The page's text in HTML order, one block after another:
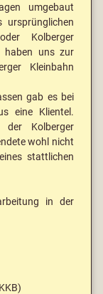
umgebaut
Kolberger
haben uns zur
Kleinbahn
gab es bei
eine Klientel.
Kolberger
wohl nicht
stattlichen
in der